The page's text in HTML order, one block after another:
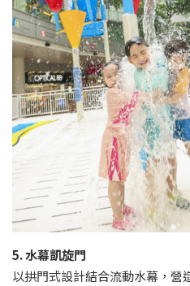
5. 水幕凱旋門
以拱門式設計結合流動水幕，營